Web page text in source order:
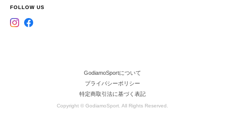
FOLLOW US
GodiamoSportについて
プライバシーポリシー
特定商取引法に基づく表記
Copyright © GodiamoSport. All Rights Reserved.